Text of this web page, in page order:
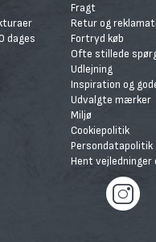
dages
Fragt
Retur og
Fortryd køb
Ofte stillede
Udlejning
Inspiration og
Udvalgte mærker
Miljø
Cookiepolitik
Persondatapolitik
Hent vejledninger